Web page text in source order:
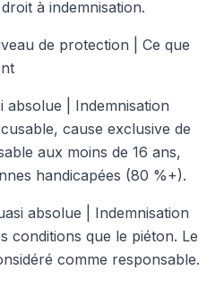
à indemnisation.
de protection | Ce que
absolue | Indemnisation
cause exclusive de
aux moins de 16 ans,
handicapées (80 %+).
absolue | Indemnisation
conditions que le piéton. Le
comme responsable.